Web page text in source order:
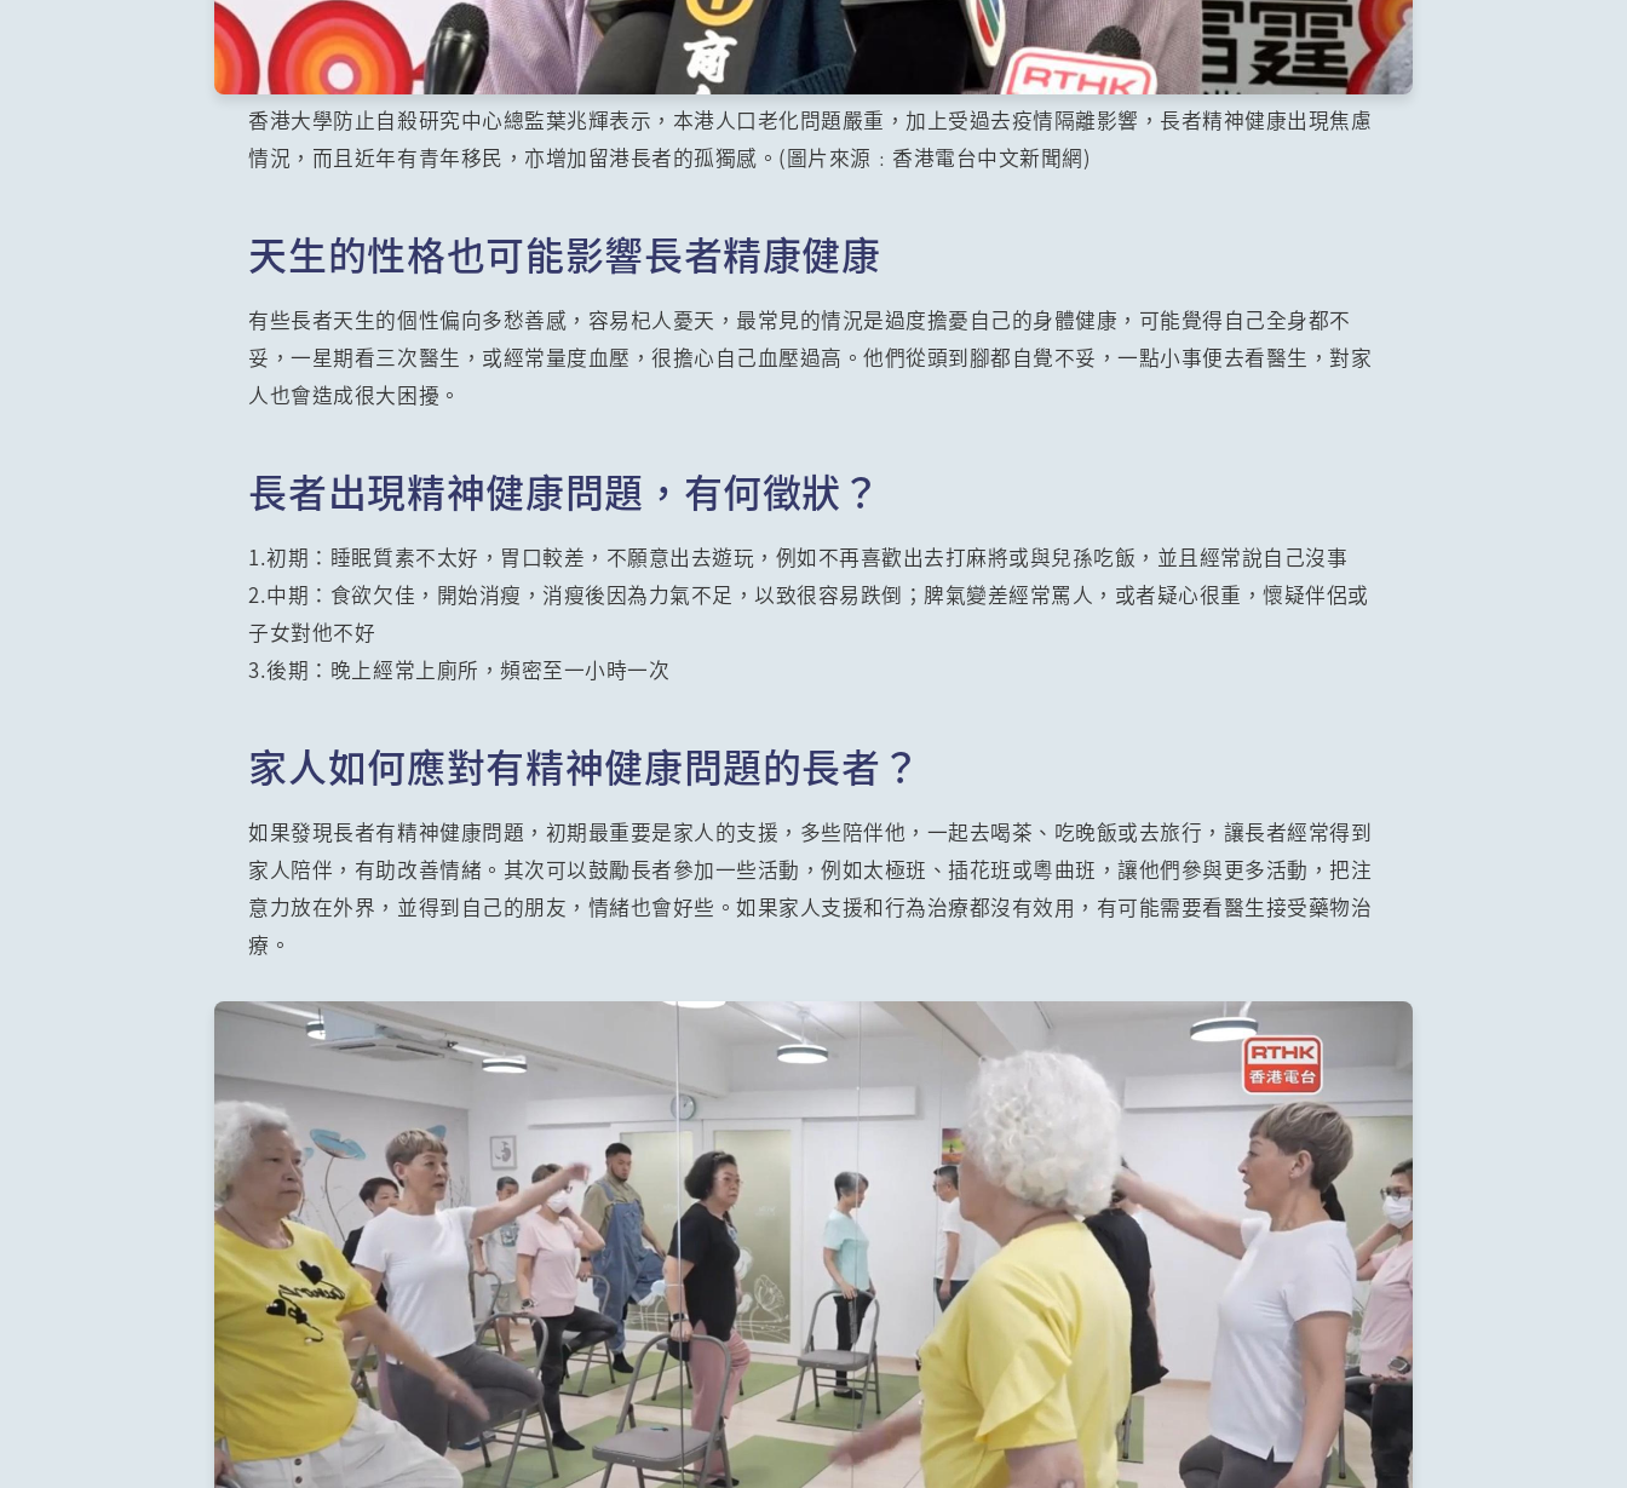
香港大學防止自殺研究中心總監葉兆輝表示，本港人口老化問題嚴重，加上受過去疫情隔離影響，長者精神健康出現焦慮
情況，而且近年有青年移民，亦增加留港長者的孤獨感。(圖片來源﹕香港電台中文新聞網)
天生的性格也可能影響長者精康健康
有些長者天生的個性偏向多愁善感，容易杞人憂天，最常見的情況是過度擔憂自己的身體健康，可能覺得自己全身都不
妥，一星期看三次醫生，或經常量度血壓，很擔心自己血壓過高。他們從頭到腳都自覺不妥，一點小事便去看醫生，對家
人也會造成很大困擾。
長者出現精神健康問題，有何徵狀？
1.初期：睡眠質素不太好，胃口較差，不願意出去遊玩，例如不再喜歡出去打麻將或與兒孫吃飯，並且經常說自己沒事
2.中期：食欲欠佳，開始消瘦，消瘦後因為力氣不足，以致很容易跌倒；脾氣變差經常罵人，或者疑心很重，懷疑伴侶或
子女對他不好
3.後期：晚上經常上廁所，頻密至一小時一次
家人如何應對有精神健康問題的長者？
如果發現長者有精神健康問題，初期最重要是家人的支援，多些陪伴他，一起去喝茶、吃晚飯或去旅行，讓長者經常得到
家人陪伴，有助改善情緒。其次可以鼓勵長者參加一些活動，例如太極班、插花班或粵曲班，讓他們參與更多活動，把注
意力放在外界，並得到自己的朋友，情緒也會好些。如果家人支援和行為治療都沒有效用，有可能需要看醫生接受藥物治
療。